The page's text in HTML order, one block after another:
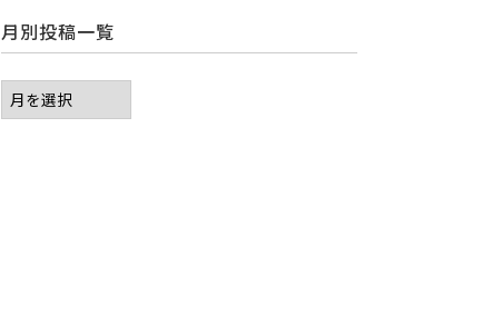
月別投稿一覧